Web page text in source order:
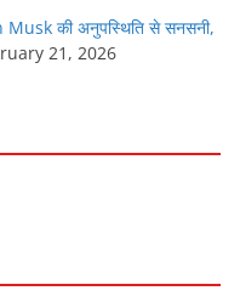
की अनुपस्थिति से सनसनी,
21, 2026